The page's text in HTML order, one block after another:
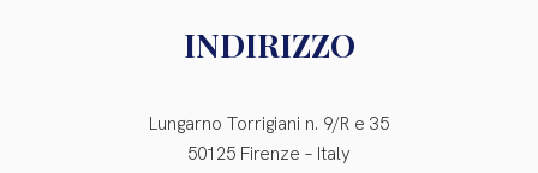
INDIRIZZO
Lungarno Torrigiani n. 9/R e 35
50125 Firenze – Italy